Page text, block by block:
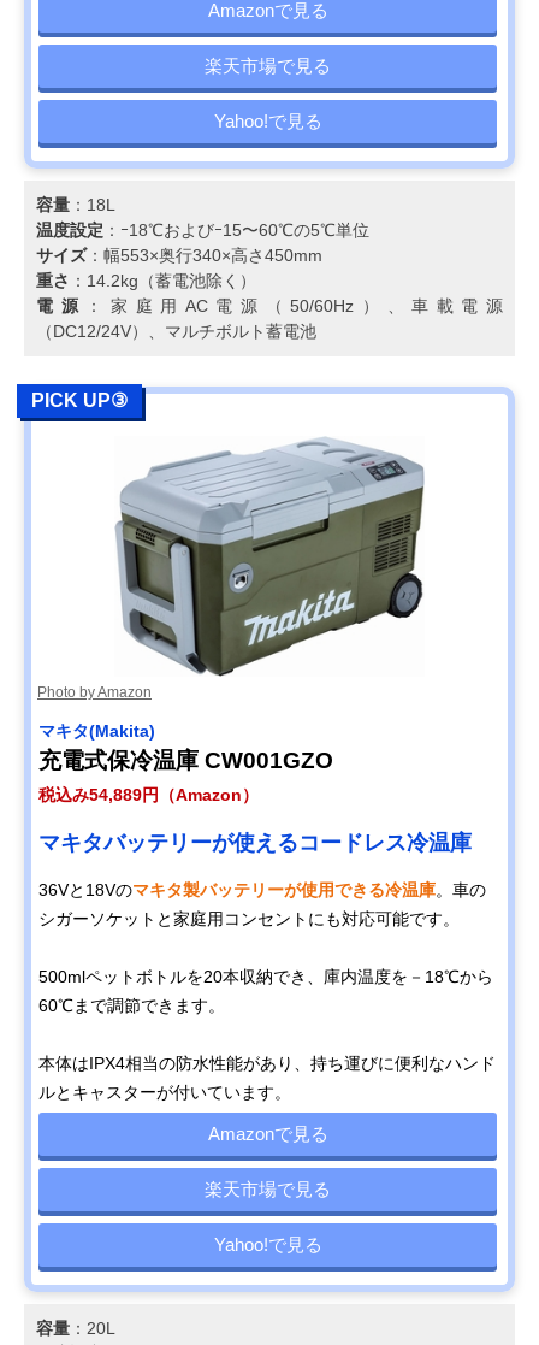
Amazonで見る
楽天市場で見る
Yahoo!で見る
容量 ：18L
温度設定 ：ｰ18℃およびｰ15〜60℃の5℃単位
サイズ：幅553×奥行340×高さ450mm
重さ ：14.2kg（蓄電池除く）
電源
：家庭用AC電源（50/60Hz）、車載電源
（DC12/24V）、マルチボルト蓄電池
PICK UP③
Photo by Amazon
マキタ(Makita)
充電式保冷温庫 CW001GZO
税込み54,889円（Amazon）
マキタバッテリーが使えるコードレス冷温庫
36Vと18Vのマキタ製バッテリーが使用できる冷温庫。車の
シガーソケットと家庭用コンセントにも対応可能です。
500mlペットボトルを20本収納でき、庫内温度を－18℃から
60℃まで調節できます。
本体はIPX4相当の防水性能があり、持ち運びに便利なハンド
ルとキャスターが付いています。
Amazonで見る
楽天市場で見る
Yahoo!で見る
容量 ：20L